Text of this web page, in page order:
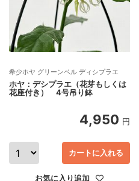
希少ホヤ グリーンベル ディシプラエ
ホヤ：デシプラエ（花芽もしくは
花座付き） 4号吊り鉢
4,950 円
カートに入れる
お気に入り追加